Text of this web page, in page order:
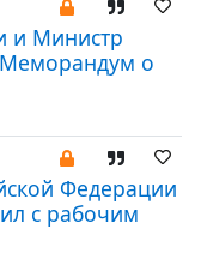
и Министр
о
Федерации
с рабочим